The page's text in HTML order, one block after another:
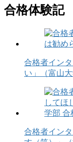
合格体験記
合格者イン
い」（富山
合格者イン